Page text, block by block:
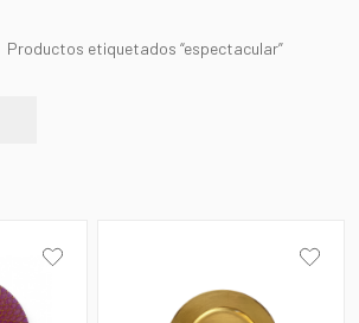
Productos etiquetados “espectacular”